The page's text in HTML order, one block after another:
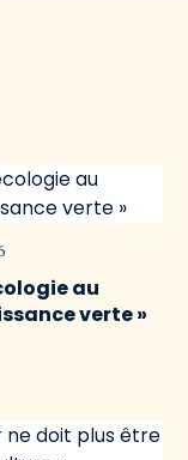
au
verte »